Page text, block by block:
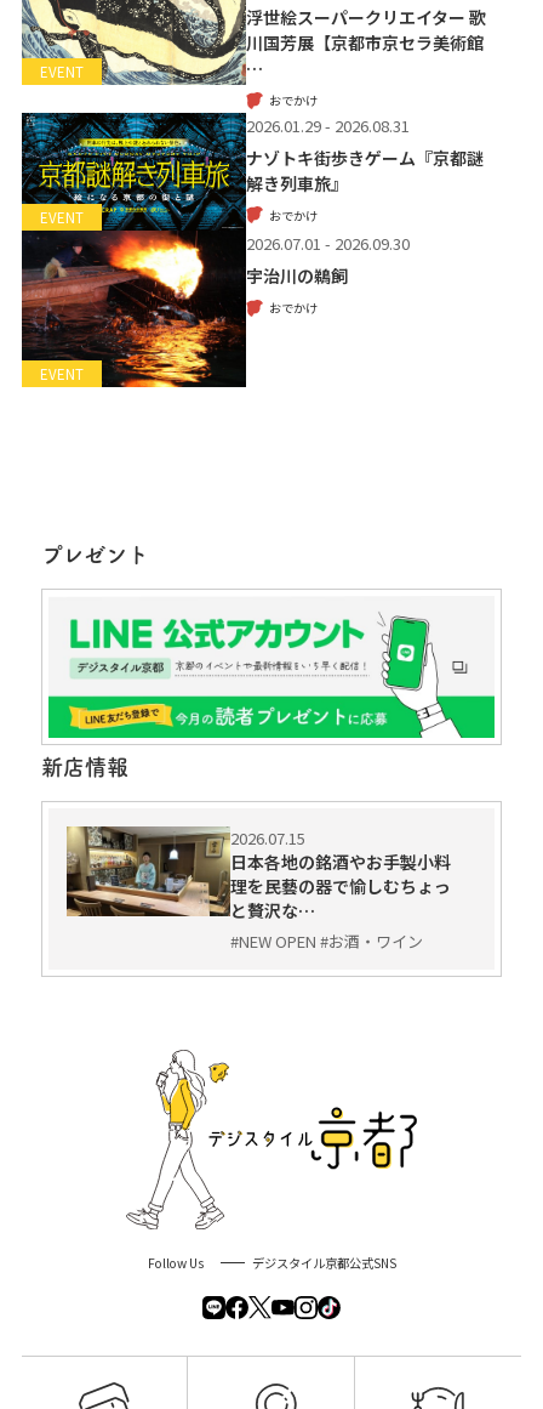
EVENT
浮世絵スーパークリエイター 歌
川国芳展【京都市京セラ美術館
…
おでかけ
EVENT
2026.01.29 - 2026.08.31
ナゾトキ街歩きゲーム『京都謎
解き列車旅』
おでかけ
EVENT
2026.07.01 - 2026.09.30
宇治川の鵜飼
おでかけ
プレゼント
新店情報
2026.07.15
日本各地の銘酒やお手製小料
理を民藝の器で愉しむちょっ
と贅沢な…
#NEW OPEN #お酒・ワイン
Follow Us デジスタイル京都公式SNS